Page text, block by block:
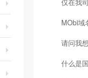
仅在我
MObi域
请问我
什么是